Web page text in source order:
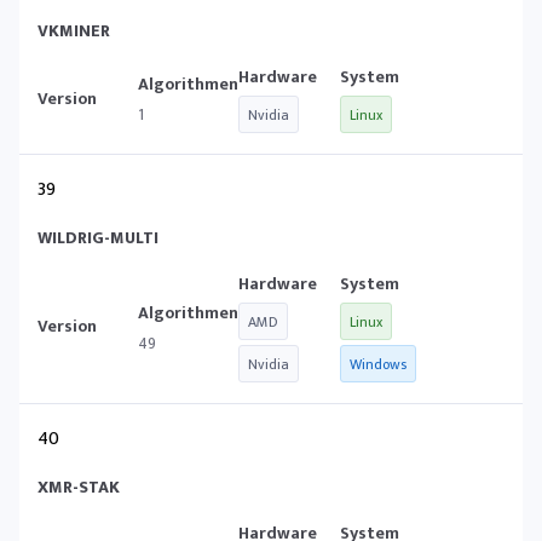
VKMINER
1 Nvidia Linux
39
WILDRIG-MULTI
49
AMD
Nvidia
Linux
Windows
40
XMR-STAK